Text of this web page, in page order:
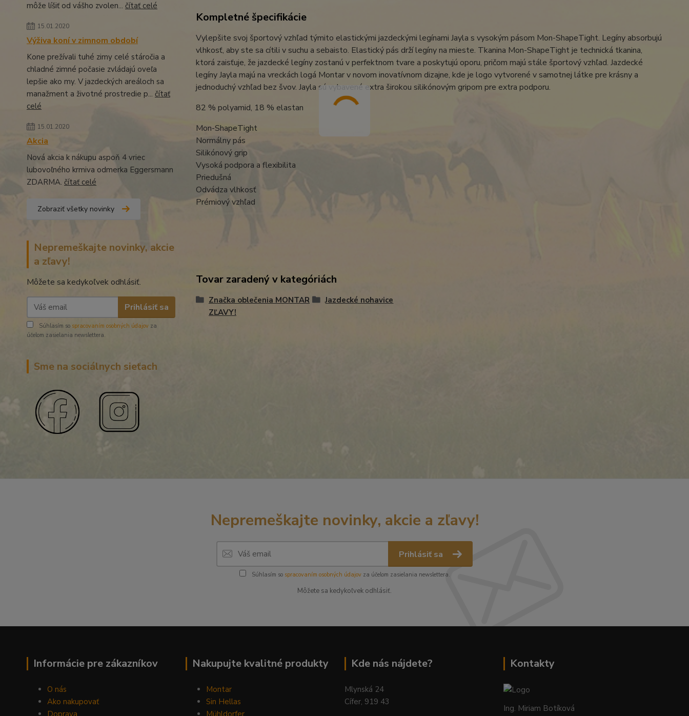
môže líšiť od vášho zvolen... čítať celé
15.01.2020
Výživa koní v zimnom období
Kone prežívali tuhé zimy celé stáročia a
chladné zimné počasie zvládajú oveľa
lepšie ako my. V jazdeckých areáloch sa
manažment a životné prostredie p... čítať
celé
15.01.2020
Akcia
Nová akcia k nákupu aspoň 4 vriec
lubovoľného krmiva odmerka Eggersmann
ZDARMA. čítať celé
Zobraziť všetky novinky
Nepremeškajte novinky, akcie
a zľavy!
Môžete sa kedykoľvek odhlásiť.
Prihlásiť sa
Súhlasím so spracovaním osobných údajov za
účelom zasielania newslettera.
Sme na sociálnych sieťach
Kompletné špecifikácie
Vylepšite svoj športový vzhľad týmito elastickými jazdeckými legínami Jayla s vysokým pásom Mon-ShapeTight. Legíny absorbujú
vlhkosť, aby ste sa cítili v suchu a sebaisto. Elastický pás drží legíny na mieste. Tkanina Mon-ShapeTight je technická tkanina,
ktorá zaisťuje, že jazdecké legíny zostanú v perfektnom tvare a poskytujú oporu, pričom majú stále športový vzhľad. Jazdecké
legíny Jayla majú na vreckách logá Montar v novom inovatívnom dizajne, kde je logo vytvorené v samotnej látke pre krásny a
jednoduchý vzhľad bez švov. Jayla sú vybavené extra širokou silikónovým gripom pre extra podporu.
82 % polyamid, 18 % elastan
Mon-ShapeTight
Normálny pás
Silikónový grip
Vysoká podpora a flexibilita
Priedušná
Odvádza vlhkosť
Prémiový vzhľad
Tovar zaradený v kategóriách
Značka oblečenia MONTAR
ZĽAVY!
Jazdecké nohavice
Nepremeškajte novinky, akcie a zľavy!
Prihlásiť sa
Súhlasím so spracovaním osobných údajovza účelom zasielania newslettera.
Môžete sa kedykoľvek odhlásiť.
Informácie pre zákazníkov
O nás
Ako nakupovať
Doprava
Nakupujte kvalitné produkty
Montar
Sin Hellas
Mühldorfer
Kde nás nájdete?
Mlynská 24
Cífer, 919 43
Kontakty
Ing. Miriam Botíková